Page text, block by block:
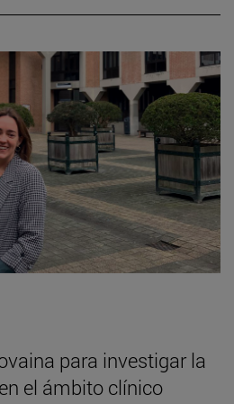
para investigar la
el ámbito clínico